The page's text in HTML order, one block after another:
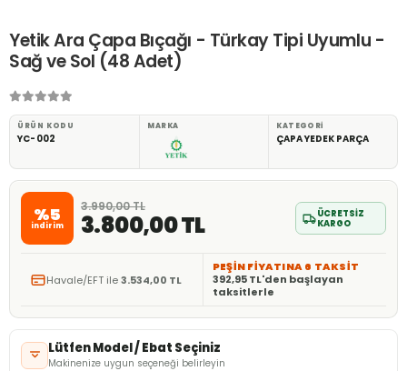
Yetik Ara Çapa Bıçağı - Türkay Tipi Uyumlu -
Sağ ve Sol (48 Adet)
ÜRÜN KODU
YC-002
MARKA KATEGORI
ÇAPA YEDEK PARÇA
%5
indirim
3.990,00 TL
3.800,00 TL
ÜCRETSİZ
KARGO
Havale/EFT ile3.534,00 TL
PEŞİN FİYATINA 6 TAKSİT
392,95 TL'den başlayan
taksitlerle
Lütfen Model / Ebat Seçiniz
Makinenize uygun seçeneği belirleyin